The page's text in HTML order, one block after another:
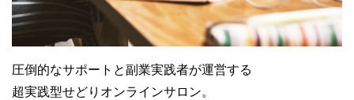
圧倒的なサポートと副業実践者が運営する
超実践型せどりオンラインサロン。